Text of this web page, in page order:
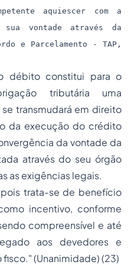
aquiescer com a
sua vontade através da
e Parcelamento - TAP,
débito constitui para o
tributária uma
transmudará em direito
da execução do crédito
da vontade da
através do seu órgão
as exigências legais.
trata-se de benefício
incentivo, conforme
compreensível e até
aos devedores e
(Unanimidade) (23)